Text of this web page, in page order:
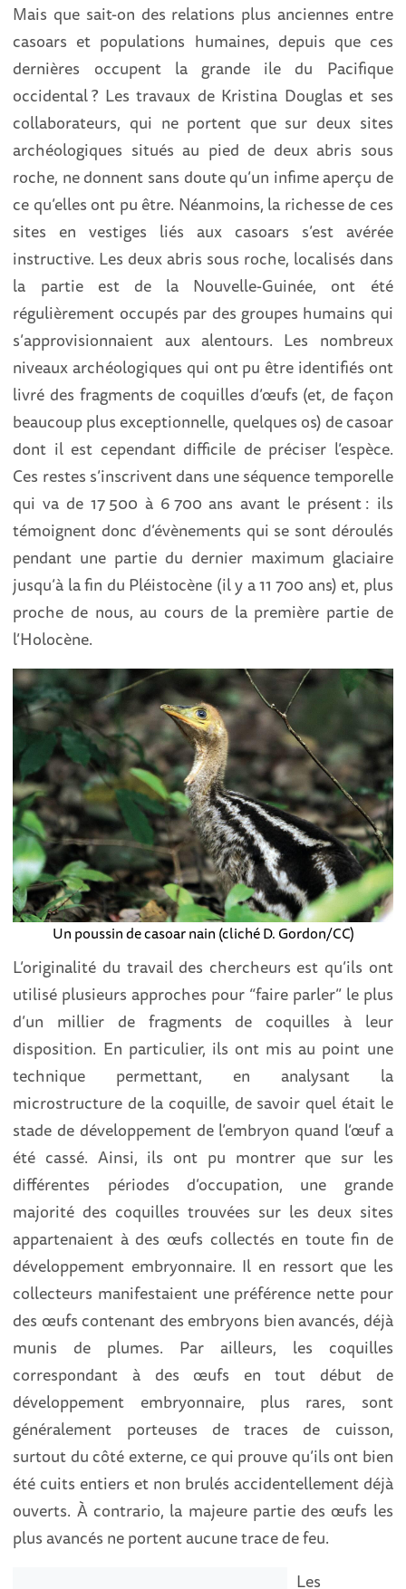
Mais que sait-on des relations plus anciennes entre
casoars et populations humaines, depuis que ces
dernières occupent la grande ile du Pacifique
occidental ? Les travaux de Kristina Douglas et ses
collaborateurs, qui ne portent que sur deux sites
archéologiques situés au pied de deux abris sous
roche, ne donnent sans doute qu’un infime aperçu de
ce qu’elles ont pu être. Néanmoins, la richesse de ces
sites en vestiges liés aux casoars s’est avérée
instructive. Les deux abris sous roche, localisés dans
la partie est de la Nouvelle-Guinée, ont été
régulièrement occupés par des groupes humains qui
s’approvisionnaient aux alentours. Les nombreux
niveaux archéologiques qui ont pu être identifiés ont
livré des fragments de coquilles d’œufs (et, de façon
beaucoup plus exceptionnelle, quelques os) de casoar
dont il est cependant difficile de préciser l’espèce.
Ces restes s’inscrivent dans une séquence temporelle
qui va de 17 500 à 6 700 ans avant le présent : ils
témoignent donc d’évènements qui se sont déroulés
pendant une partie du dernier maximum glaciaire
jusqu’à la fin du Pléistocène (il y a 11 700 ans) et, plus
proche de nous, au cours de la première partie de
l’Holocène.
Un poussin de casoar nain (cliché D. Gordon/CC)
L’originalité du travail des chercheurs est qu’ils ont
utilisé plusieurs approches pour “faire parler” le plus
d’un millier de fragments de coquilles à leur
disposition. En particulier, ils ont mis au point une
technique permettant, en analysant la
microstructure de la coquille, de savoir quel était le
stade de développement de l’embryon quand l’œuf a
été cassé. Ainsi, ils ont pu montrer que sur les
différentes périodes d’occupation, une grande
majorité des coquilles trouvées sur les deux sites
appartenaient à des œufs collectés en toute fin de
développement embryonnaire. Il en ressort que les
collecteurs manifestaient une préférence nette pour
des œufs contenant des embryons bien avancés, déjà
munis de plumes. Par ailleurs, les coquilles
correspondant à des œufs en tout début de
développement embryonnaire, plus rares, sont
généralement porteuses de traces de cuisson,
surtout du côté externe, ce qui prouve qu’ils ont bien
été cuits entiers et non brulés accidentellement déjà
ouverts. À contrario, la majeure partie des œufs les
plus avancés ne portent aucune trace de feu.
Les